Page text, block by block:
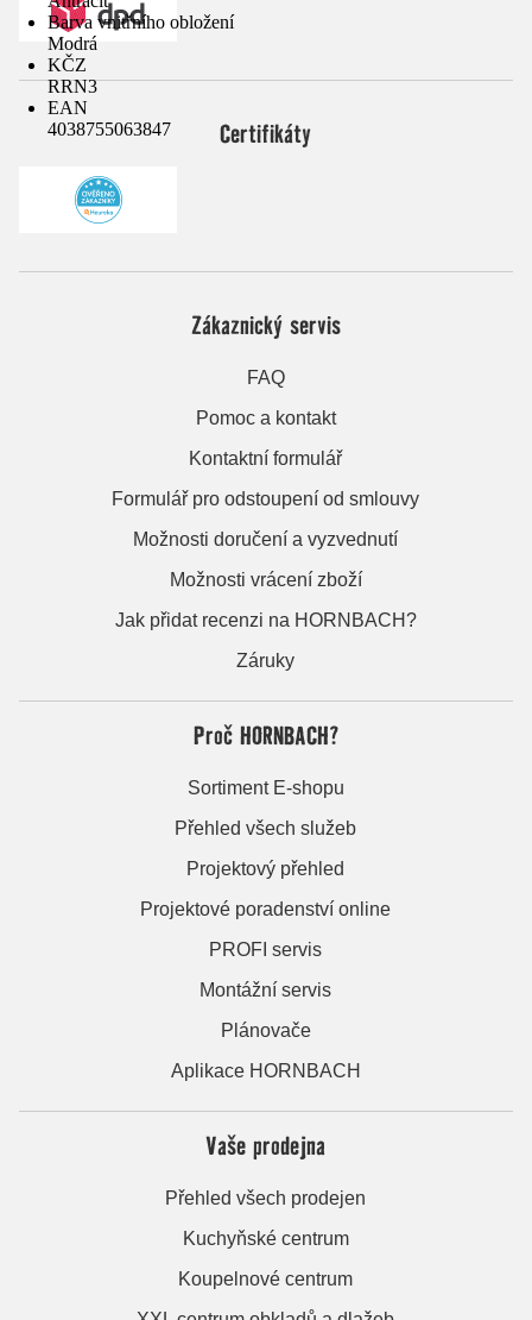
Barva vnitřního obložení
Modrá
KČZ
RRN3
EAN
4038755063847
Certifikáty
Zákaznický servis
FAQ
Pomoc a kontakt
Kontaktní formulář
Formulář pro odstoupení od smlouvy
Možnosti doručení a vyzvednutí
Možnosti vrácení zboží
Jak přidat recenzi na HORNBACH?
Záruky
Proč HORNBACH?
Sortiment E-shopu
Přehled všech služeb
Projektový přehled
Projektové poradenství online
PROFI servis
Montážní servis
Plánovače
Aplikace HORNBACH
Vaše prodejna
Přehled všech prodejen
Kuchyňské centrum
Koupelnové centrum